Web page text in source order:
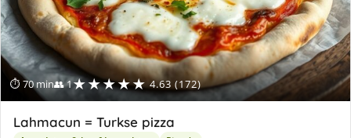
⏱ 70 min👥 1★★★★★ 4.63 (172)
Lahmacun = Turkse pizza